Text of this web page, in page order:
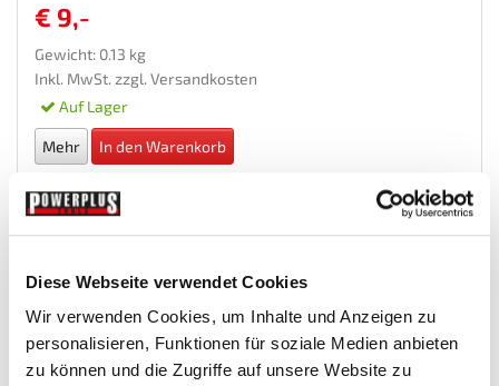
Diese Webseite verwendet Cookies
Wir verwenden Cookies, um Inhalte und Anzeigen zu
personalisieren, Funktionen für soziale Medien anbieten
zu können und die Zugriffe auf unsere Website zu
€ 9,-
Gewicht: 0.13 kg
Inkl. MwSt. zzgl. Versandkosten
Auf Lager
Mehr In den Warenkorb
Wunschliste